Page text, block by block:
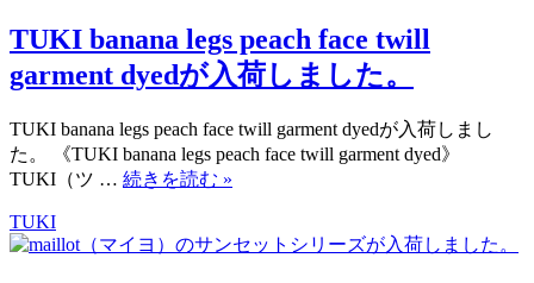
TUKI banana legs peach face twill
garment dyedが入荷しました。
TUKI banana legs peach face twill garment dyedが入荷しまし
た。 《TUKI banana legs peach face twill garment dyed》
TUKI（ツ … 続きを読む »
TUKI